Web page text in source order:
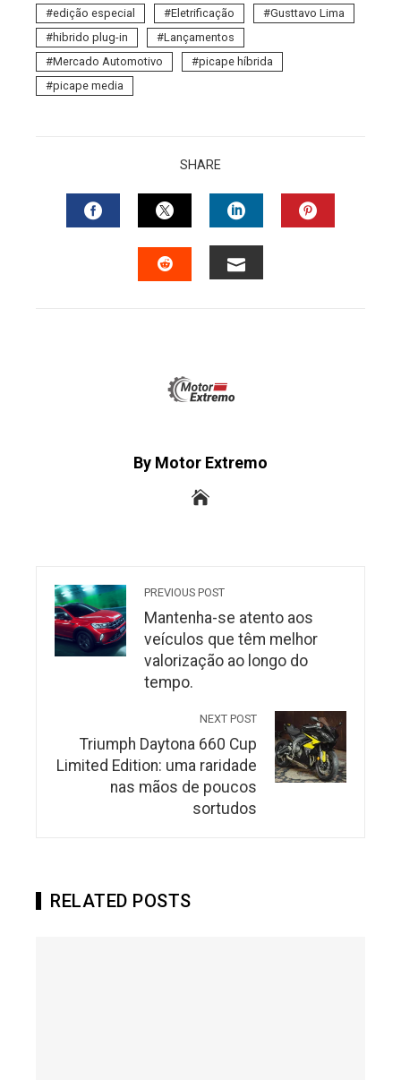
edição especial Eletrificação
Gusttavo Lima
hibrido plug-in
Lançamentos
Mercado Automotivo
picape híbrida
picape media
SHARE
FACEBOOKTWITTERLINKEDIN
By Motor Extremo
PREVIOUS POST
Mantenha-se atento aos
veículos que têm melhor
valorização ao longo do
tempo.
NEXT POST
Triumph Daytona 660 Cup
Limited Edition: uma raridade
nas mãos de poucos
sortudos
RELATED POSTS